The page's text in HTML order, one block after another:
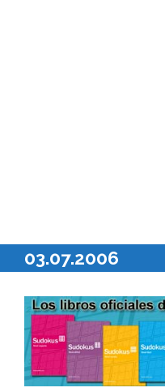
03.07.2006